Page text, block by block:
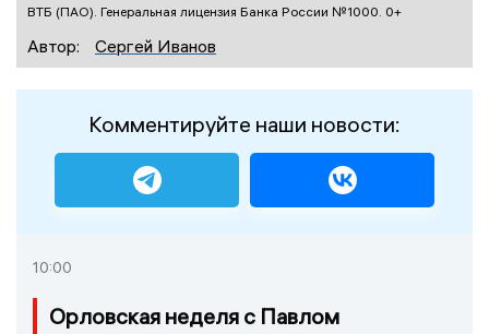
ВТБ (ПАО). Генеральная лицензия Банка России №1000. 0+
Автор: Сергей Иванов
Комментируйте наши новости:
10:00
Орловская неделя с Павлом